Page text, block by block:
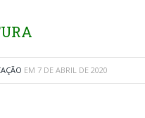
EM 7 DE ABRIL DE 2020